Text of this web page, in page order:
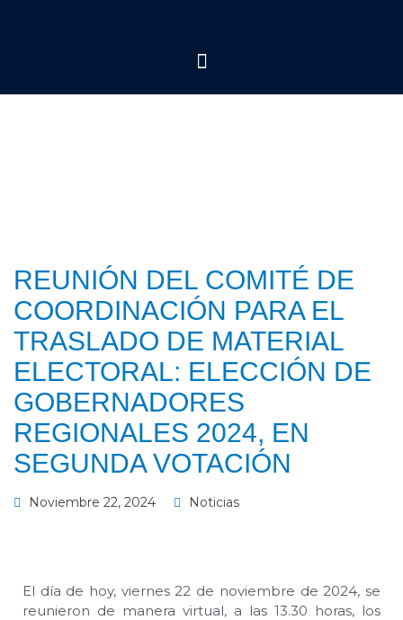
REUNIÓN DEL COMITÉ DE
COORDINACIÓN PARA EL
TRASLADO DE MATERIAL
ELECTORAL: ELECCIÓN DE
GOBERNADORES
REGIONALES 2024, EN
SEGUNDA VOTACIÓN
Noviembre 22, 2024 Noticias
El día de hoy, viernes 22 de noviembre de 2024, se
reunieron de manera virtual, a las 13.30 horas, los